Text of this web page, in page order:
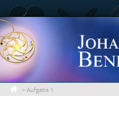
Skip
to
content
> Aufgabe 1